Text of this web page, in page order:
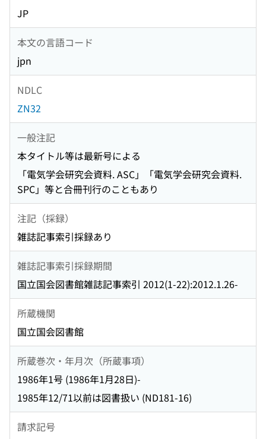
JP
本文の言語コード
jpn
NDLC
ZN32
一般注記
本タイトル等は最新号による
「電気学会研究会資料. ASC」「電気学会研究会資料.
SPC」等と合冊刊行のこともあり
注記（採録）
雑誌記事索引採録あり
雑誌記事索引採録期間
国立国会図書館雑誌記事索引 2012(1-22):2012.1.26-
所蔵機関
国立国会図書館
所蔵巻次・年月次（所蔵事項）
1986年1号 (1986年1月28日)-
1985年12/71以前は図書扱い (ND181-16)
請求記号